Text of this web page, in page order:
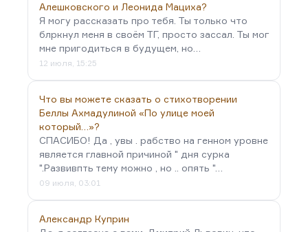
Алешковского и Леонида Мациха?
Я могу рассказать про тебя. Ты только что
блркнул меня в своём ТГ, просто зассал. Ты мог
мне пригодиться в будущем, но…
12 июля, 15:25
Что вы можете сказать о стихотворении
Беллы Ахмадулиной «По улице моей
который…»?
СПАСИБО! Да , увы . рабство на генном уровне
является главной причиной " дня сурка
".Развивпть тему можно , но .. опять "…
09 июля, 03:01
Александр Куприн